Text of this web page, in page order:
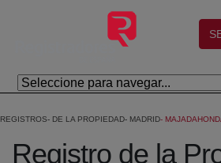
Saltar al contenido principal
REGISTROS DE LA PROPIEDAD MADRID
Registro de la